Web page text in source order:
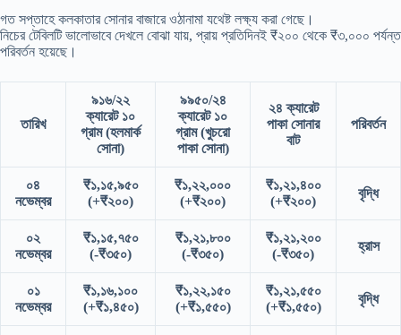
গত সপ্তাহে কলকাতার সোনার বাজারে ওঠানামা যথেষ্ট লক্ষ্য করা গেছে।
নিচের টেবিলটি ভালোভাবে দেখলে বোঝা যায়, প্রায় প্রতিদিনই ₹২০০ থেকে ₹৩,০০০ পর্যন্ত
পরিবর্তন হয়েছে।
তারিখ
৯১৬/২২
ক্যারেট ১০
গ্রাম (হলমার্ক
সোনা)
৯৯৫০/২৪
ক্যারেট ১০
গ্রাম (খুচরো
পাকা সোনা)
২৪ ক্যারেট
পাকা সোনার
বাট
পরিবর্তন
০৪
নভেম্বর
₹১,১৫,৯৫০
(+₹২০০)
₹১,২২,০০০
(+₹২০০)
₹১,২১,৪০০
(+₹২০০)
বৃদ্ধি
০২
নভেম্বর
₹১,১৫,৭৫০
(-₹৩৫০)
₹১,২১,৮০০
(-₹৩৫০)
₹১,২১,২০০
(-₹৩৫০)
হ্রাস
০১
নভেম্বর
₹১,১৬,১০০
(+₹১,৪৫০)
₹১,২২,১৫০
(+₹১,৫৫০)
₹১,২১,৫৫০
(+₹১,৫৫০)
বৃদ্ধি